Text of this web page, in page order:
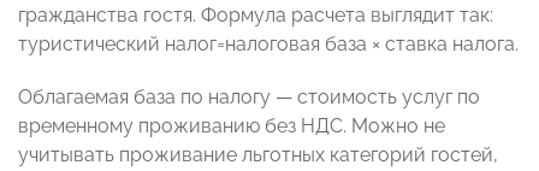
гражданства гостя. Формула расчета выглядит так:
туристический налог=налоговая база × ставка налога.
Облагаемая база по налогу — стоимость услуг по
временному проживанию без НДС. Можно не
учитывать проживание льготных категорий гостей,